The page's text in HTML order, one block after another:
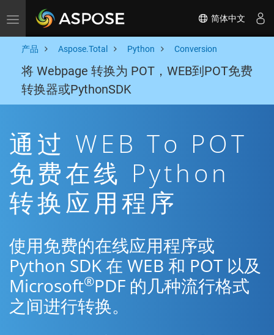
Toggle navigation 简体中文
产品 Aspose.Total Python Conversion
将 Webpage 转换为 POT，WEB到POT免费
转换器或PythonSDK
通过 WEB To POT
免费在线 Python
转换应用程序
使用免费的在线应用程序或
Python SDK 在 WEB 和 POT 以及
Microsoft®PDF 的几种流行格式
之间进行转换。